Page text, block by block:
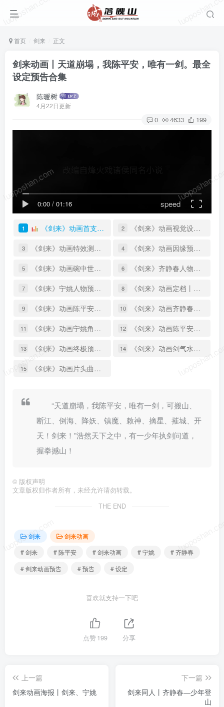
首页 剑来 正文
剑来动画丨天道崩塌，我陈平安，唯有一剑。最全
设定预告合集
陈暖树
4月22日更新
0 4633 199
luoposhan.com
luoposhan.com
luoposhan.com
luoposhan.com
0:00 / 01:16 speed
1 《剑来》动画首支预告#丨天道崩塌，我陈平安，唯有一剑。 2 《剑来》动画视觉设计预告丨浩瀚仙途，由此开启！
3 《剑来》动画特效测试预告丨兵家武道，唯快不破。 4 《剑来》动画因缘预告丨无剑不成江湖，所求不过平安。
5 《剑来》动画碗中世界视觉预告丨大千世界，无奇不有；白碗幻境，奇缘丛生；究竟福祸，观者自明 6 《剑来》齐静春人物预告丨遇事不决，可问春风。春风不语，既随本心！
7 《剑来》宁姚人物预告丨“她锋锐无匹，注定是一把无鞘剑。” 8 《剑来》动画定档丨心向自由，剑破樊笼！
9 《剑来》动画陈平安人物预告丨陈平安，大道就在脚下，走！ 10 《剑来》动画齐静春角色设定
11 《剑来》动画宁姚角色设定 12 《剑来》动画陈平安角色设定
13 《剑来》动画终极预告丨少年陈平安，大道之行启航！ 14 《剑来》动画剑气水墨风幻境预告
15 《剑来》动画片头曲《天地间》丨草鞋少年何须困于破巷，天宽地广俱是大道！
“天道崩塌，我陈平安，唯有一剑，可搬山、
断江、倒海、降妖、镇魔、敕神、摘星、摧城、开
天！剑来！”浩然天下之中，有一少年执剑问道，
握拳撼山！
© 版权声明
文章版权归作者所有，未经允许请勿转载。
THE END
剑来
剑来动画
# 剑来
# 陈平安 # 剑来动画 # 宁姚
# 齐静春
# 剑来动画预告
# 预告 # 设定
喜欢就支持一下吧
点赞199 分享
上一篇
剑来动画海报丨剑来、宁姚
下一篇
剑来同人丨齐静春—少年登
山